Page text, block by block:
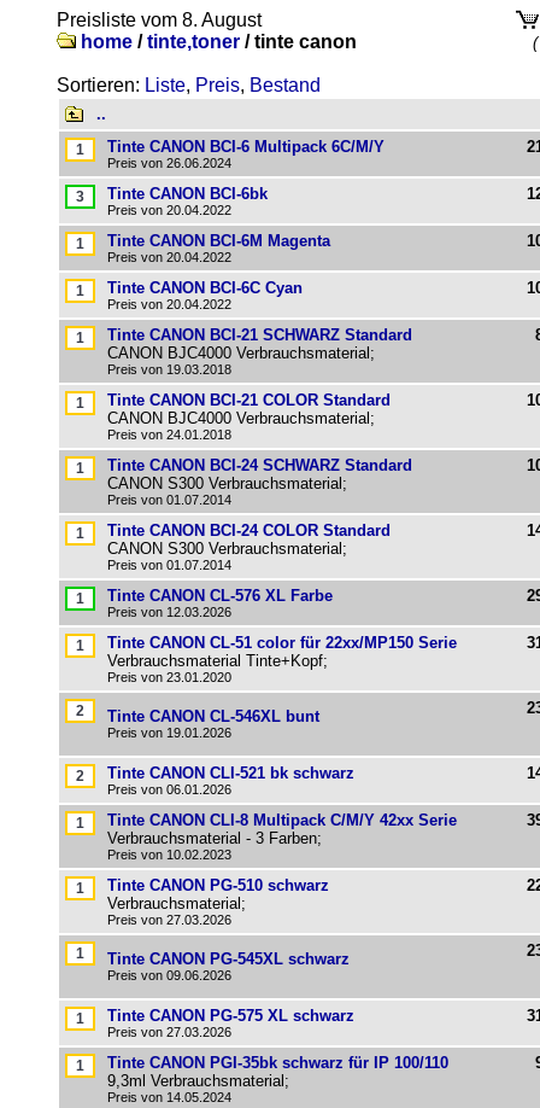
Preisliste vom 8. August
home /tinte,toner /tinte canon
Sortieren: Liste, Preis, Bestand
..
Tinte CANON BCI-6 Multipack 6C/M/Y
Preis von 26.06.2024
Tinte CANON BCI-6bk
Preis von 20.04.2022
Tinte CANON BCI-6M Magenta
Preis von 20.04.2022
Tinte CANON BCI-6C Cyan
Preis von 20.04.2022
Tinte CANON BCI-21 SCHWARZ Standard
CANON BJC4000 Verbrauchsmaterial;
Preis von 19.03.2018
Tinte CANON BCI-21 COLOR Standard
CANON BJC4000 Verbrauchsmaterial;
Preis von 24.01.2018
Tinte CANON BCI-24 SCHWARZ Standard
CANON S300 Verbrauchsmaterial;
Preis von 01.07.2014
Tinte CANON BCI-24 COLOR Standard
CANON S300 Verbrauchsmaterial;
Preis von 01.07.2014
Tinte CANON CL-576 XL Farbe
Preis von 12.03.2026
Tinte CANON CL-51 color für 22xx/MP150 Serie
Verbrauchsmaterial Tinte+Kopf;
Preis von 23.01.2020
Tinte CANON CL-546XL bunt
Preis von 19.01.2026
Tinte CANON CLI-521 bk schwarz
Preis von 06.01.2026
Tinte CANON CLI-8 Multipack C/M/Y 42xx Serie
Verbrauchsmaterial - 3 Farben;
Preis von 10.02.2023
Tinte CANON PG-510 schwarz
Verbrauchsmaterial;
Preis von 27.03.2026
Tinte CANON PG-545XL schwarz
Preis von 09.06.2026
Tinte CANON PG-575 XL schwarz
Preis von 27.03.2026
Tinte CANON PGI-35bk schwarz für IP 100/110
9,3ml Verbrauchsmaterial;
Preis von 14.05.2024